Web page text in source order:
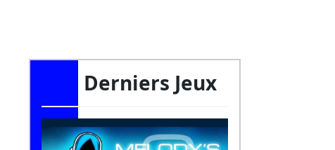
Derniers Jeux